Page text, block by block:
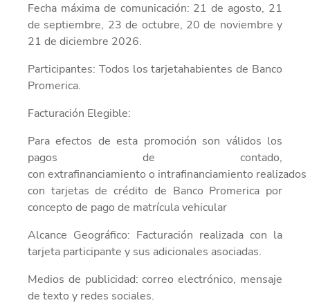
Fecha máxima de comunicación: 21 de agosto, 21
de septiembre, 23 de octubre, 20 de noviembre y
21 de diciembre 2026.
Participantes: Todos los tarjetahabientes de Banco
Promerica.
Facturación Elegible:
Para efectos de esta promoción son válidos los
pagos de contado,
con extrafinanciamiento o intrafinanciamiento realizados
con tarjetas de crédito de Banco Promerica por
concepto de pago de matrícula vehicular
Alcance Geográfico: Facturación realizada con la
tarjeta participante y sus adicionales asociadas.
Medios de publicidad: correo electrónico, mensaje
de texto y redes sociales.